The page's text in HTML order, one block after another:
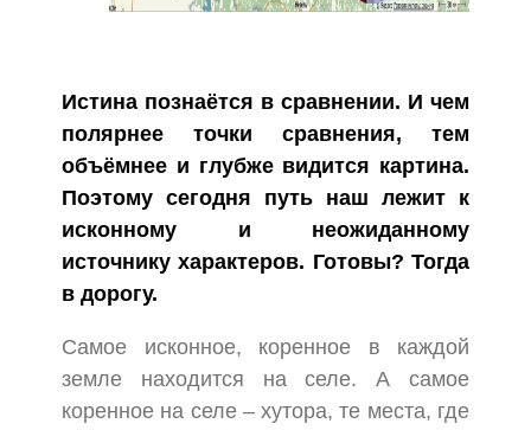
Истина познаётся в сравнении. И чем
полярнее точки сравнения, тем
объёмнее и глубже видится картина.
Поэтому сегодня путь наш лежит к
исконному и неожиданному
источнику характеров. Готовы? Тогда
в дорогу.
Самое исконное, коренное в каждой
земле находится на селе. А самое
коренное на селе – хутора, те места, где